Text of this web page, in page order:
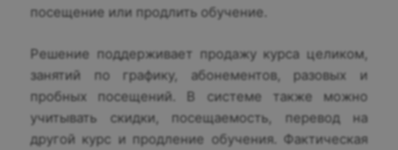
посещение или продлить обучение.
Решение поддерживает продажу курса целиком,
занятий по графику, абонементов, разовых и
пробных посещений. В системе также можно
учитывать скидки, посещаемость, перевод на
другой курс и продление обучения. Фактическая